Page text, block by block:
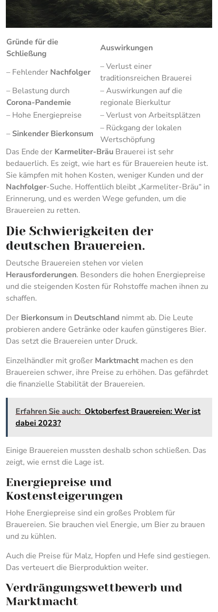
Gründe für die
Schließung
Auswirkungen
– Fehlender Nachfolger
– Verlust einer
traditionsreichen Brauerei
– Belastung durch
Corona-Pandemie
– Auswirkungen auf die
regionale Bierkultur
– Hohe Energiepreise
– Verlust von Arbeitsplätzen
– Sinkender Bierkonsum
– Rückgang der lokalen
Wertschöpfung
Das Ende der Karmeliter-Bräu Brauerei ist sehr
bedauerlich. Es zeigt, wie hart es für Brauereien heute ist.
Sie kämpfen mit hohen Kosten, weniger Kunden und der
Nachfolger-Suche. Hoffentlich bleibt „Karmeliter-Bräu“ in
Erinnerung, und es werden Wege gefunden, um die
Brauereien zu retten.
Die Schwierigkeiten der
deutschen Brauereien.
Deutsche Brauereien stehen vor vielen
Herausforderungen. Besonders die hohen Energiepreise
und die steigenden Kosten für Rohstoffe machen ihnen zu
schaffen.
Der Bierkonsum in Deutschland nimmt ab. Die Leute
probieren andere Getränke oder kaufen günstigeres Bier.
Das setzt die Brauereien unter Druck.
Einzelhändler mit großer Marktmacht machen es den
Brauereien schwer, ihre Preise zu erhöhen. Das gefährdet
die finanzielle Stabilität der Brauereien.
Erfahren Sie auch: Oktoberfest Brauereien: Wer ist
dabei 2023?
Einige Brauereien mussten deshalb schon schließen. Das
zeigt, wie ernst die Lage ist.
Energiepreise und
Kostensteigerungen
Hohe Energiepreise sind ein großes Problem für
Brauereien. Sie brauchen viel Energie, um Bier zu brauen
und zu kühlen.
Auch die Preise für Malz, Hopfen und Hefe sind gestiegen.
Das verteuert die Bierproduktion weiter.
Verdrängungswettbewerb und
Marktmacht